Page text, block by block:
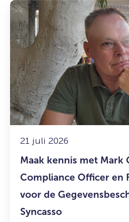
21 juli 2026
Maak kennis met Mark
Compliance Officer en
voor de
Syncasso
Lees
meer
over:
Maak
kennis
met
Mark
Getkate:
Legal
&
Compliance
Officer
Functionaris
voor
Gegevensbescherming